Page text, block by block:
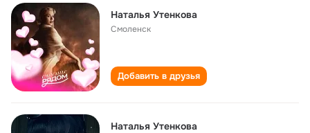
Наталья Утенкова
Смоленск
Добавить в друзья
Наталья Утенкова